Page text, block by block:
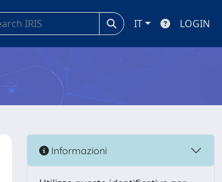
IT LOGIN
Informazioni